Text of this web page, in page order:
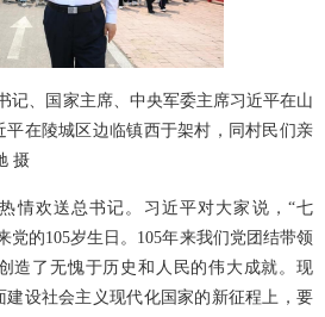
记、国家主席、中央军委主席习近平在山
平在陵城区边临镇西于架村，同村民们亲
摄
情欢送总书记。习近平对大家说，“七
党的105岁生日。105年来我们党团结带领
造了无愧于历史和人民的伟大成就。现
设社会主义现代化国家的新征程上，要